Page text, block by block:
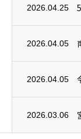
2026.04.25
2026.04.05
2026.04.05
2026.03.06